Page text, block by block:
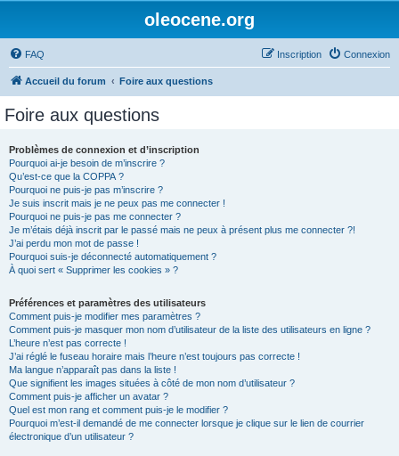
oleocene.org
FAQ Connexion
Inscription
Accueil du forum Foire aux questions
Foire aux questions
Problèmes de connexion et d’inscription
Pourquoi ai-je besoin de m’inscrire ?
Qu’est-ce que la COPPA ?
Pourquoi ne puis-je pas m’inscrire ?
Je suis inscrit mais je ne peux pas me connecter !
Pourquoi ne puis-je pas me connecter ?
Je m’étais déjà inscrit par le passé mais ne peux à présent plus me connecter ?!
J’ai perdu mon mot de passe !
Pourquoi suis-je déconnecté automatiquement ?
À quoi sert « Supprimer les cookies » ?
Préférences et paramètres des utilisateurs
Comment puis-je modifier mes paramètres ?
Comment puis-je masquer mon nom d’utilisateur de la liste des utilisateurs en ligne ?
L’heure n’est pas correcte !
J’ai réglé le fuseau horaire mais l’heure n’est toujours pas correcte !
Ma langue n’apparaît pas dans la liste !
Que signifient les images situées à côté de mon nom d’utilisateur ?
Comment puis-je afficher un avatar ?
Quel est mon rang et comment puis-je le modifier ?
Pourquoi m’est-il demandé de me connecter lorsque je clique sur le lien de courrier
électronique d’un utilisateur ?